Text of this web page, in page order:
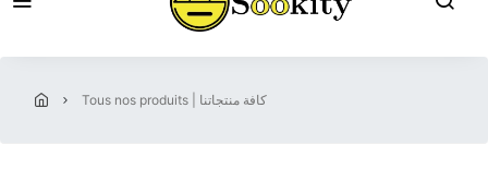
tous nos produits | كافة منتجاتنا